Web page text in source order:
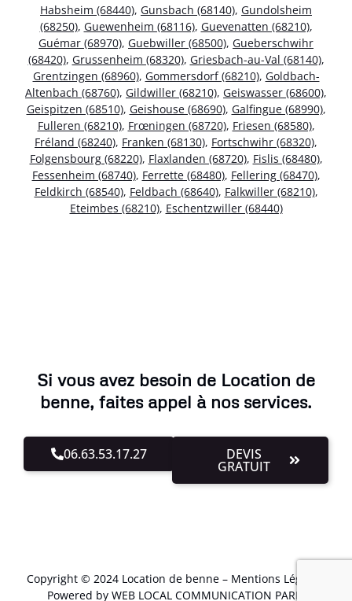
Habsheim (68440), Gunsbach (68140), Gundolsheim
(68250), Guewenheim (68116), Guevenatten (68210),
Guémar (68970), Guebwiller (68500), Gueberschwihr
(68420), Grussenheim (68320), Griesbach-au-Val (68140),
Grentzingen (68960), Gommersdorf (68210), Goldbach-
Altenbach (68760), Gildwiller (68210), Geiswasser (68600),
Geispitzen (68510), Geishouse (68690), Galfingue (68990),
Fulleren (68210), Frœningen (68720), Friesen (68580),
Fréland (68240), Franken (68130), Fortschwihr (68320),
Folgensbourg (68220), Flaxlanden (68720), Fislis (68480),
Fessenheim (68740), Ferrette (68480), Fellering (68470),
Feldkirch (68540), Feldbach (68640), Falkwiller (68210),
Eteimbes (68210), Eschentzwiller (68440)
Si vous avez besoin de Location de
benne, faites appel à nos services.
06.63.53.17.27 DEVIS
GRATUIT
Copyright © 2024 Location de benne – Mentions Légales
Powered by WEB LOCAL COMMUNICATION PARIS